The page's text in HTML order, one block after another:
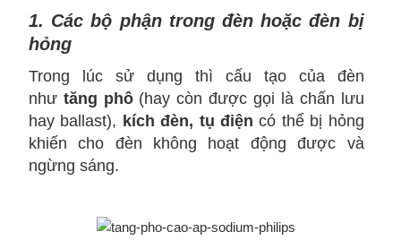
1. Các bộ phận trong đèn hoặc đèn bị
hỏng
Trong lúc sử dụng thì cấu tạo của đèn
như tăng phô(hay còn được gọi là chấn lưu
hay ballast), kích đèn, tụ điệncó thể bị hỏng
khiến cho đèn không hoạt động được và
ngừng sáng.